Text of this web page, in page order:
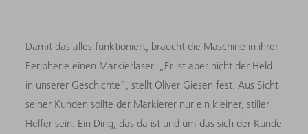
Damit das alles funktioniert, braucht die Maschine in ihrer
Peripherie einen Markierlaser. „Er ist aber nicht der Held
in unserer Geschichte“, stellt Oliver Giesen fest. Aus Sicht
seiner Kunden sollte der Markierer nur ein kleiner, stiller
Helfer sein: Ein Ding, das da ist und um das sich der Kunde